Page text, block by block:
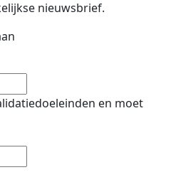
nieuwsbrief.
en moet